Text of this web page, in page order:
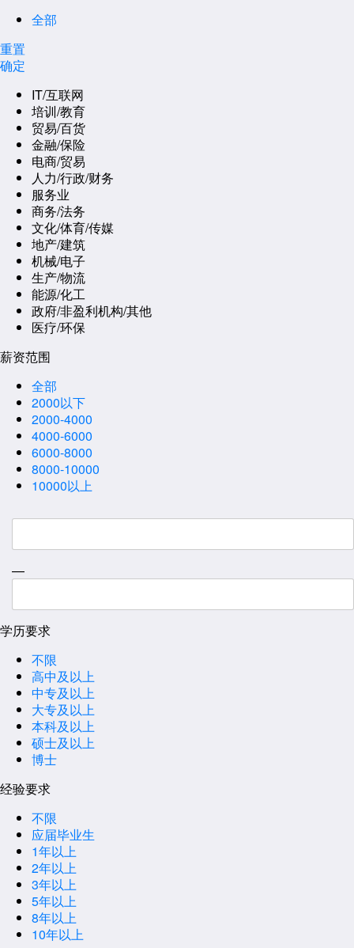
全部
重置
确定
IT/互联网
培训/教育
贸易/百货
金融/保险
电商/贸易
人力/行政/财务
服务业
商务/法务
文化/体育/传媒
地产/建筑
机械/电子
生产/物流
能源/化工
政府/非盈利机构/其他
医疗/环保
薪资范围
全部
2000以下
2000-4000
4000-6000
6000-8000
8000-10000
10000以上
—
学历要求
不限
高中及以上
中专及以上
大专及以上
本科及以上
硕士及以上
博士
经验要求
不限
应届毕业生
1年以上
2年以上
3年以上
5年以上
8年以上
10年以上